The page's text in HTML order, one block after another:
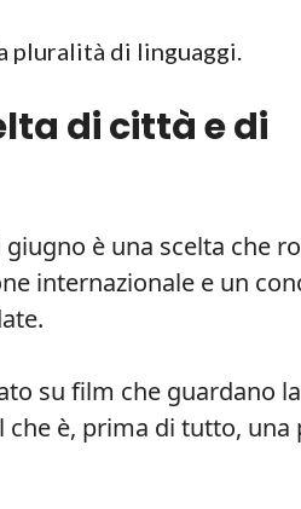
pluralità di linguaggi.
di città e di
è una scelta che
internazionale e un
su film che guardano
è, prima di tutto, una